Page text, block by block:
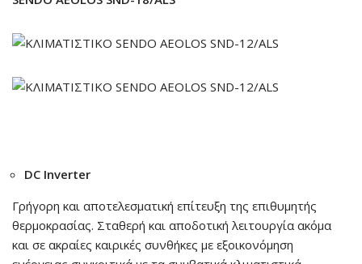
DC Inverter
Γρήγορη και αποτελεσματική επίτευξη της επιθυμητής
θερμοκρασίας. Σταθερή και αποδοτική λειτουργία ακόμα
και σε ακραίες καιρικές συνθήκες με εξοικονόμηση